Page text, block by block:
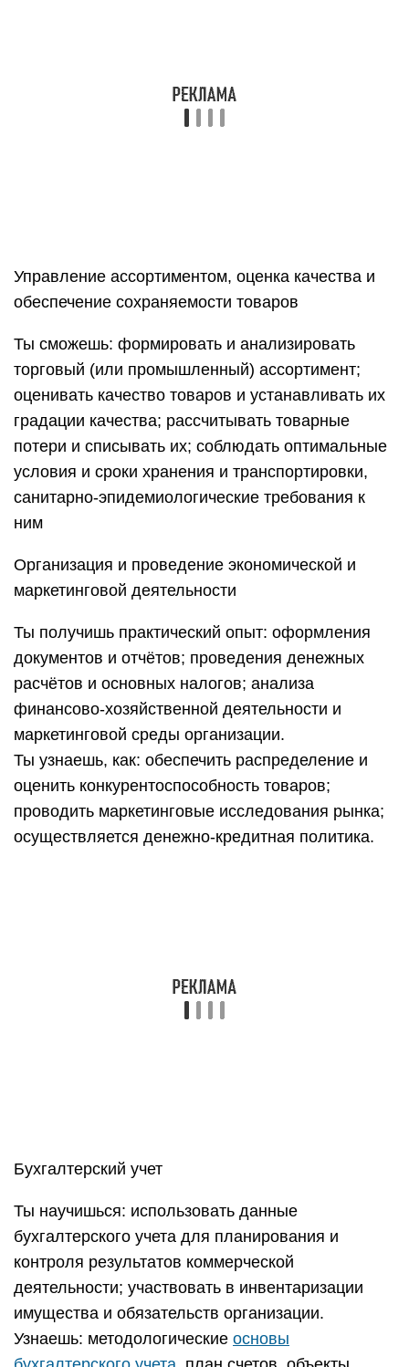
расчётов и основных налогов; анализа
финансово-хозяйственной деятельности и
Бухгалтерский учет
Ты научишься: использовать данные
бухгалтерского учета для планирования и
контроля результатов коммерческой
деятельности; участвовать в инвентаризации
имущества и обязательств организации.
Узнаешь: методологические основы
бухгалтерского учета, план счетов, объекты
бухгалтерского учета; бухгалтерскую отчетность.
Наличие у ВУЗа бессрочной лицензии.
Аккредитация пройдена до 2025 года.
Выпускники получают дипломы
государственного образца.
Взаимодействие с международными